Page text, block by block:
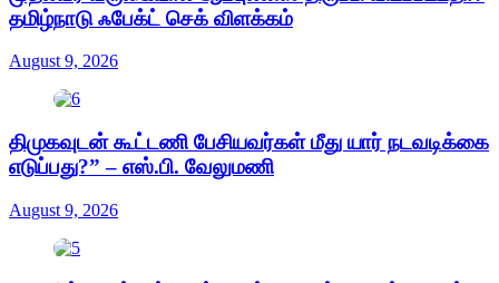
தமிழ்நாடு ஃபேக்ட் செக் விளக்கம்
August 9, 2026
திமுகவுடன் கூட்டணி பேசியவர்கள் மீது யார் நடவடிக்கை
எடுப்பது?” – எஸ்.பி. வேலுமணி
August 9, 2026